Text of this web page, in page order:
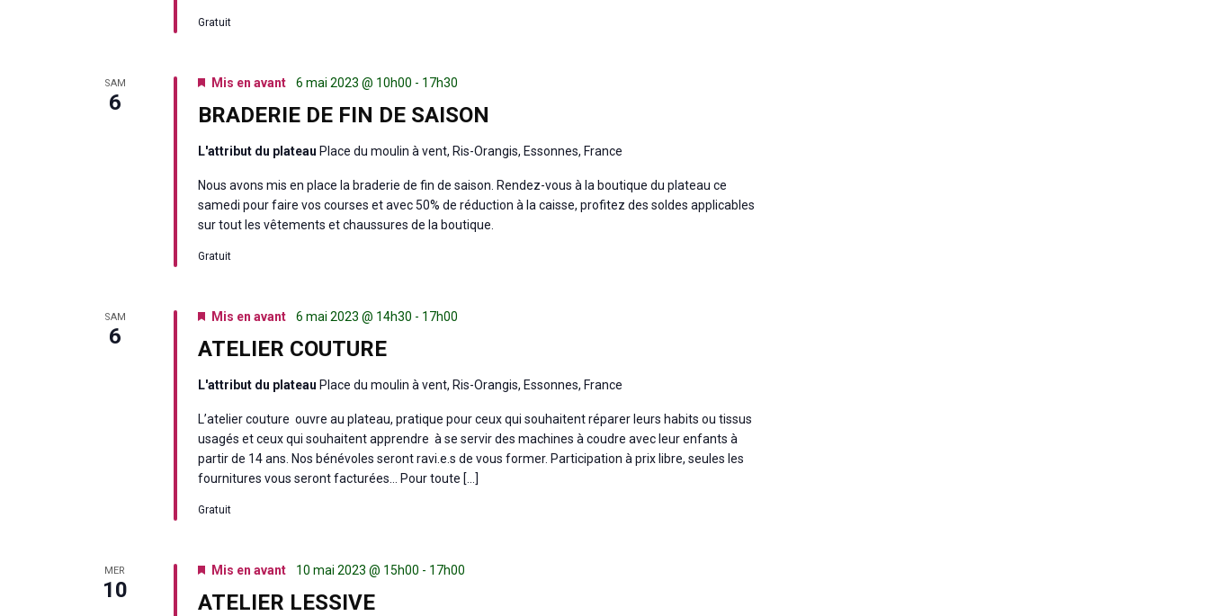
Gratuit
SAM
6 BRADERIE DE FIN DE SAISON
Mis en avant 6 mai 2023 @ 10h00 - 17h30
L'attribut du plateau Place du moulin à vent, Ris-Orangis, Essonnes, France
Nous avons mis en place la braderie de fin de saison. Rendez-vous à la boutique du plateau ce
samedi pour faire vos courses et avec 50% de réduction à la caisse, profitez des soldes applicables
sur tout les vêtements et chaussures de la boutique.
Gratuit
SAM
6 ATELIER COUTURE
Mis en avant 6 mai 2023 @ 14h30 - 17h00
L'attribut du plateau Place du moulin à vent, Ris-Orangis, Essonnes, France
L’atelier couture ouvre au plateau, pratique pour ceux qui souhaitent réparer leurs habits ou tissus
usagés et ceux qui souhaitent apprendre à se servir des machines à coudre avec leur enfants à
partir de 14 ans. Nos bénévoles seront ravi.e.s de vous former. Participation à prix libre, seules les
fournitures vous seront facturées… Pour toute […]
Gratuit
MER
10 ATELIER LESSIVE
Mis en avant 10 mai 2023 @ 15h00 - 17h00